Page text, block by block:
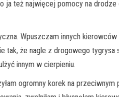
ja też najwięcej pomocy na drodze
Wpuszczam innych kierowców
tak, że nagle z drogowego tygrysa
innym w cierpieniu.
ogromny korek na przeciwnym